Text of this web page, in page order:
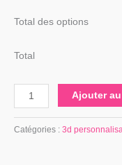
Total des options
Total
Ajouter
Catégories : 3d